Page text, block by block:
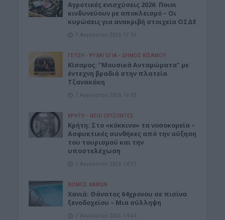
Αγροτικές ενισχύσεις 2026: Ποιοι
κινδυνεύουν με αποκλεισμό – Οι
κυρώσεις για ανακριβή στοιχεία ΟΣΔΕ
7 Αυγούστου 2026 17:56
ΓΕΎΣΗ - ΨΥΧΑΓΩΓΊΑ • ΔΉΜΟΣ ΚΙΣΆΜΟΥ
Κίσαμος: “Μουσικά Ανταμώματα” με
έντεχνη βραδιά στην πλατεία
Τζανακάκη
7 Αυγούστου 2026 16:03
ΚΡΗΤΗ • ΝΕΟΙ ΟΡΙΖΟΝΤΕΣ
Κρήτη: Στο «κόκκινο» τα νοσοκομεία –
Ασφυκτικές συνθήκες από την αύξηση
του τουρισμού και την
υποστελέχωση
7 Αυγούστου 2026 14:57
ΝΟΜΌΣ ΧΑΝΊΩΝ
Χανιά: Θάνατος 64χρονου σε πισίνα
ξενοδοχείου – Μια σύλληψη
7 Αυγούστου 2026 14:54